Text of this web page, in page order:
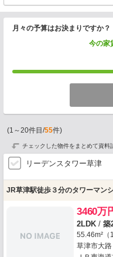
月々の予算はお決まりですか？
今の家
(1 ～20件目/55件)
チェックした物件をまとめて資料
リーデンスタワー草津
JR草津駅徒歩３分のタワーマン
3460万
2LDK / 築
55.46m²（
草津市大路